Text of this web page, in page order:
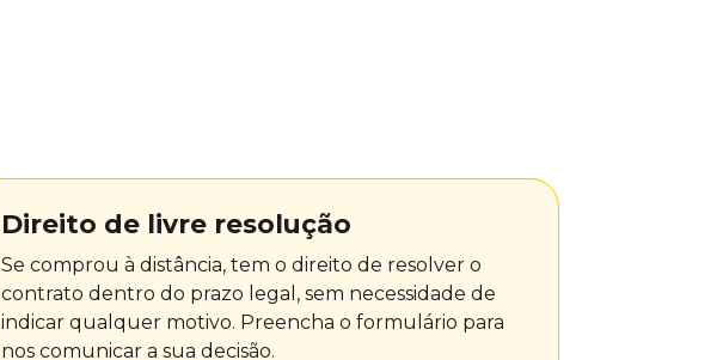
Direito de livre resolução
Se comprou à distância, tem o direito de resolver o
contrato dentro do prazo legal, sem necessidade de
indicar qualquer motivo. Preencha o formulário para
nos comunicar a sua decisão.